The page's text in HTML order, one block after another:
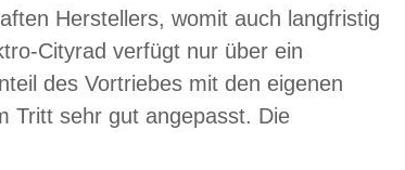
Herstellers, womit auch langfristig
Cityrad verfügt nur über ein
des Vortriebes mit den eigenen
Tritt sehr gut angepasst. Die